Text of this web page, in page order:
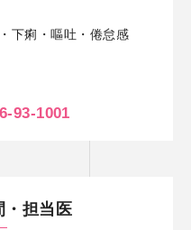
下痢・嘔吐・倦怠感
93-1001
・担当医